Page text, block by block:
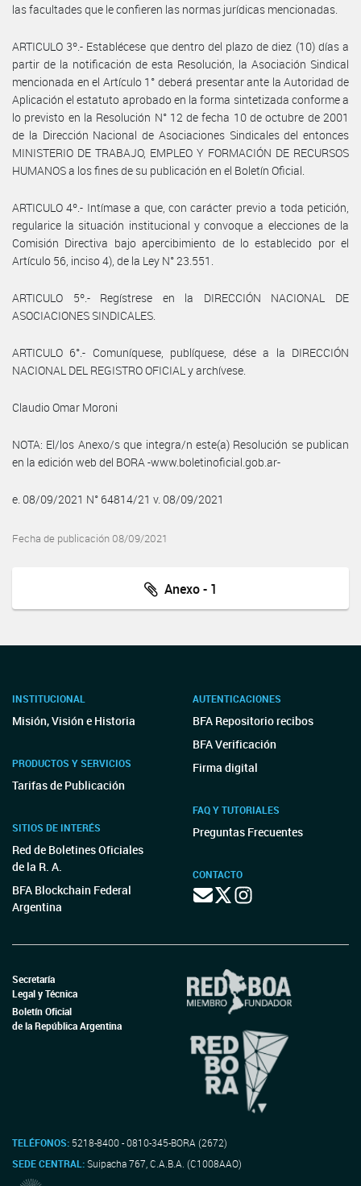
las facultades que le confieren las normas jurídicas mencionadas.
ARTICULO 3º.- Establécese que dentro del plazo de diez (10) días a
partir de la notificación de esta Resolución, la Asociación Sindical
mencionada en el Artículo 1° deberá presentar ante la Autoridad de
Aplicación el estatuto aprobado en la forma sintetizada conforme a
lo previsto en la Resolución N° 12 de fecha 10 de octubre de 2001
de la Dirección Nacional de Asociaciones Sindicales del entonces
MINISTERIO DE TRABAJO, EMPLEO Y FORMACIÓN DE RECURSOS
HUMANOS a los fines de su publicación en el Boletín Oficial.
ARTICULO 4º.- Intímase a que, con carácter previo a toda petición,
regularice la situación institucional y convoque a elecciones de la
Comisión Directiva bajo apercibimiento de lo establecido por el
Artículo 56, inciso 4), de la Ley N° 23.551.
ARTICULO 5º.- Regístrese en la DIRECCIÓN NACIONAL DE
ASOCIACIONES SINDICALES.
ARTICULO 6°.- Comuníquese, publíquese, dése a la DIRECCIÓN
NACIONAL DEL REGISTRO OFICIAL y archívese.
Claudio Omar Moroni
NOTA: El/los Anexo/s que integra/n este(a) Resolución se publican
en la edición web del BORA -www.boletinoficial.gob.ar-
e. 08/09/2021 N° 64814/21 v. 08/09/2021
Fecha de publicación 08/09/2021
Anexo - 1
INSTITUCIONAL
Misión, Visión e Historia
PRODUCTOS Y SERVICIOS
Tarifas de Publicación
SITIOS DE INTERÉS
Red de Boletines Oficiales
de la R. A.
BFA Blockchain Federal
Argentina
AUTENTICACIONES
BFA Repositorio recibos
BFA Verificación
Firma digital
FAQ Y TUTORIALES
Preguntas Frecuentes
CONTACTO
Secretaría
Legal y Técnica
Boletín Oficial
de la República Argentina
TELÉFONOS: 5218-8400 - 0810-345-BORA (2672)
SEDE CENTRAL:Suipacha 767, C.A.B.A. (C1008AAO)